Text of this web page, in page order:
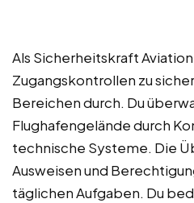
Als Sicherheitskraft
Zugangskontrollen zu
Bereichen durch. Du
Flughafengelände durch
technische Systeme. Die
Ausweisen und
täglichen Aufgaben. Du